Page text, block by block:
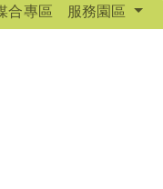
合專區 服務園區